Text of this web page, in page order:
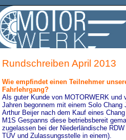
Rundschreiben April 2013
Wie empfindet einen Teilnehmer
Fahrlehrgang?
Als guter Kunde von MOTORWERK und
Jahren begonnem mit einem Solo Chang
Arthur Beijer nach dem Kauf eines
M1S Gespanns diese betriebsbereit
zugelassen bei der Niederländische
TÜV und Zulassungsstelle in einem).